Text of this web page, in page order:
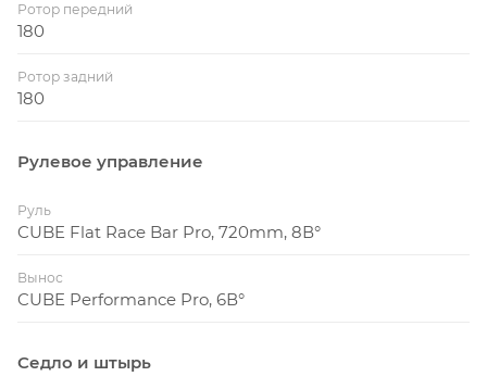
Ротор передний
180
Ротор задний
180
Рулевое управление
Руль
CUBE Flat Race Bar Pro, 720mm, 8В°
Вынос
CUBE Performance Pro, 6В°
Седло и штырь